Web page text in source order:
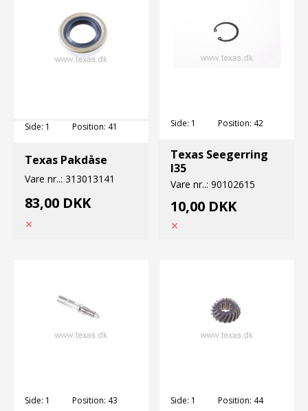
Side: 1 Position: 41
Texas Pakdåse
Vare nr..: 313013141
83,00 DKK
Side: 1 Position: 42
Texas Seegerring
I35
Vare nr..: 90102615
10,00 DKK
Side: 1 Position: 43 Side: 1 Position: 44